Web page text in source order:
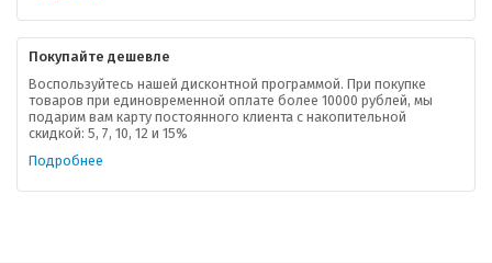
Покупайте дешевле
Воспользуйтесь нашей дисконтной программой. При покупке
товаров при единовременной оплате более 10000 рублей, мы
подарим вам карту постоянного клиента с накопительной
скидкой: 5, 7, 10, 12 и 15%
Подробнее
Контактная информация
В помощь покупателю
Форма обратной связи